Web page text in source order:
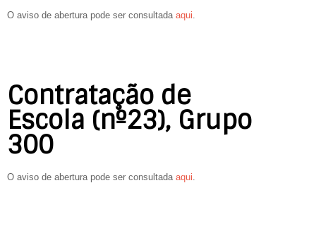
O aviso de abertura pode ser consultada aqui.
Contratação de
Escola (nº23), Grupo
300
O aviso de abertura pode ser consultada aqui